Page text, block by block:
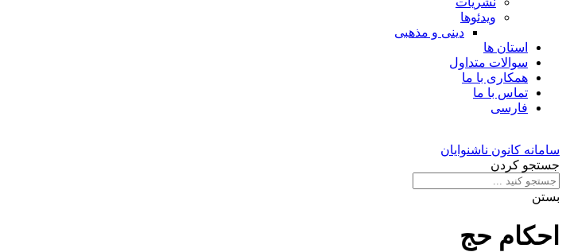
ویدئوها
دینی و مذهبی
استان ها
سوالات متداول
همکاری با ما
تماس با ما
فارسی
سامانه کانون ناشنوایان
جستجو کردن
بستن
احکام حج